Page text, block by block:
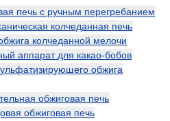
печь с ручным перегребанием
колчеданная печь
колчеданной мелочи
аппарат для какао-бобов
обжига
обжиговая печь
обжиговая печь